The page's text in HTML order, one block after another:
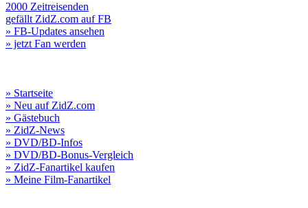
2000 Zeitreisenden
gefällt ZidZ.com auf FB
» FB-Updates ansehen
» jetzt Fan werden
» Startseite
» Neu auf ZidZ.com
» Gästebuch
» ZidZ-News
» DVD/BD-Infos
» DVD/BD-Bonus-Vergleich
» ZidZ-Fanartikel kaufen
» Meine Film-Fanartikel